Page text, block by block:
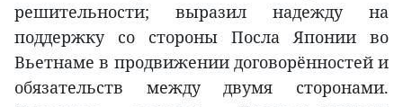
решительности; выразил надежду на
поддержку со стороны Посла Японии во
Вьетнаме в продвижении договорённостей и
обязательств между двумя сторонами.